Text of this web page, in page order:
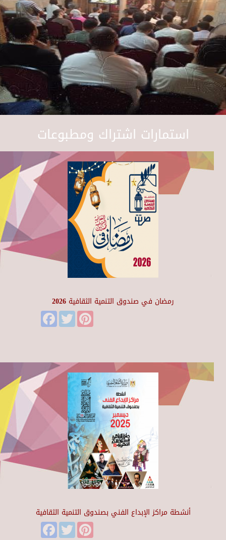
استمارات اشتراك ومطبوعات
رمضان في صندوق التنمية الثقافية 2026
FacebookTwitter
أنشطة مراكز الإبداع الفني بصندوق التنمية الثقافية
FacebookTwitter